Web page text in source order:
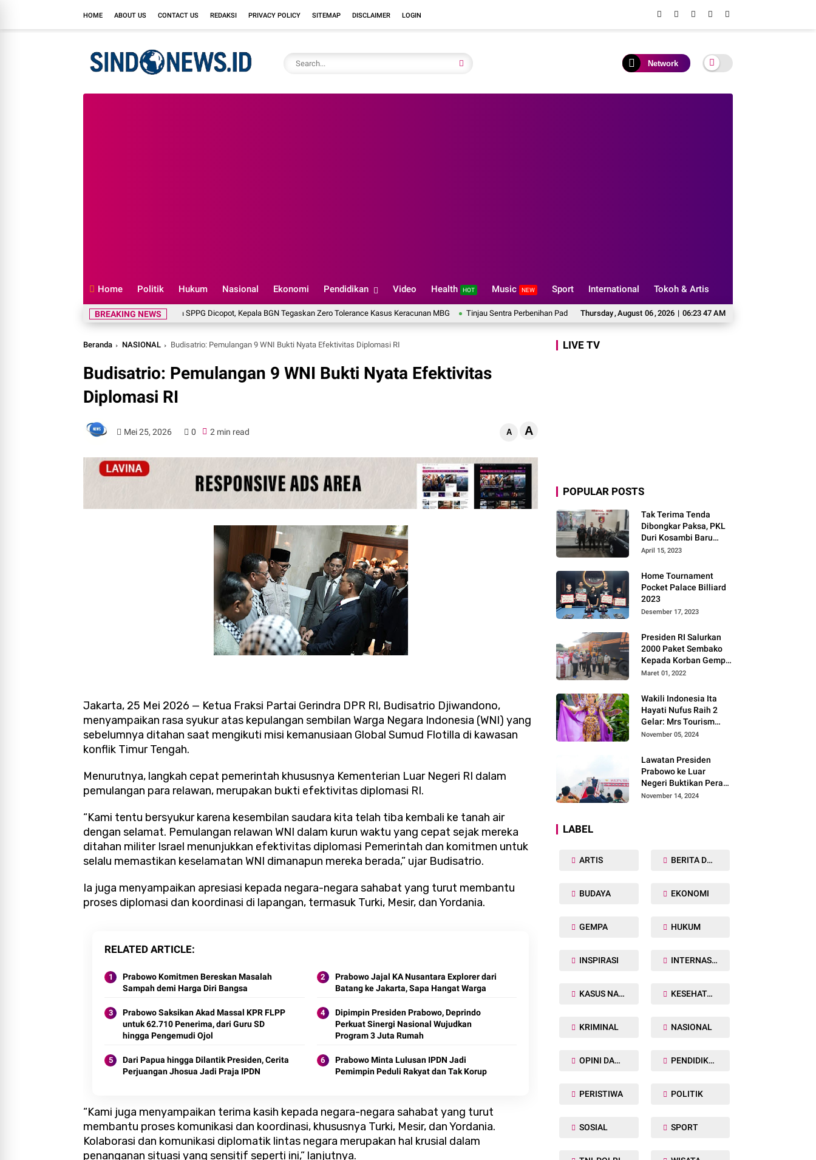
HOME ABOUT US CONTACT US REDAKSI PRIVACY POLICY SITEMAP DISCLAIMER LOGIN
Network
Home Politik Hukum Nasional Ekonomi Pendidikan Video Health HOT Music NEW Sport International Tokoh & Artis
Thursday,August 06,2026 | 06:23 48 AM
BREAKING NEWS
137 Kepala SPPG Dicopot, Kepala BGN Tegaskan Zero Tolerance Kasus Keracunan MBG Tinjau Sentra Perbenihan Padi Bulungan, Hj. Rahmawati: Program Prabowo Bikin Petani Makin Optimistis
Beranda NASIONAL Budisatrio: Pemulangan 9 WNI Bukti Nyata Efektivitas Diplomasi RI
Budisatrio: Pemulangan 9 WNI Bukti Nyata Efektivitas
Diplomasi RI
Mei 25, 2026 0 2 min read A A
Jakarta, 25 Mei 2026 — Ketua Fraksi Partai Gerindra DPR RI, Budisatrio Djiwandono,
menyampaikan rasa syukur atas kepulangan sembilan Warga Negara Indonesia (WNI) yang
sebelumnya ditahan saat mengikuti misi kemanusiaan Global Sumud Flotilla di kawasan
konflik Timur Tengah.
Menurutnya, langkah cepat pemerintah khususnya Kementerian Luar Negeri RI dalam
pemulangan para relawan, merupakan bukti efektivitas diplomasi RI.
“Kami tentu bersyukur karena kesembilan saudara kita telah tiba kembali ke tanah air
dengan selamat. Pemulangan relawan WNI dalam kurun waktu yang cepat sejak mereka
ditahan militer Israel menunjukkan efektivitas diplomasi Pemerintah dan komitmen untuk
selalu memastikan keselamatan WNI dimanapun mereka berada,” ujar Budisatrio.
Ia juga menyampaikan apresiasi kepada negara-negara sahabat yang turut membantu
proses diplomasi dan koordinasi di lapangan, termasuk Turki, Mesir, dan Yordania.
RELATED ARTICLE
Prabowo Komitmen Bereskan Masalah
Sampah demi Harga Diri Bangsa
Prabowo Jajal KA Nusantara Explorer dari
Batang ke Jakarta, Sapa Hangat Warga
Prabowo Saksikan Akad Massal KPR FLPP
untuk 62.710 Penerima, dari Guru SD
hingga Pengemudi Ojol
Dipimpin Presiden Prabowo, Deprindo
Perkuat Sinergi Nasional Wujudkan
Program 3 Juta Rumah
Dari Papua hingga Dilantik Presiden, Cerita
Perjuangan Jhosua Jadi Praja IPDN
Prabowo Minta Lulusan IPDN Jadi
Pemimpin Peduli Rakyat dan Tak Korup
“Kami juga menyampaikan terima kasih kepada negara-negara sahabat yang turut
membantu proses komunikasi dan koordinasi, khususnya Turki, Mesir, dan Yordania.
Kolaborasi dan komunikasi diplomatik lintas negara merupakan hal krusial dalam
penanganan situasi yang sensitif seperti ini,” lanjutnya.
LIVE TV
POPULAR POSTS
Tak Terima Tenda
Dibongkar Paksa, PKL
Duri Kosambi Baru
Gugat PT MD
April 15, 2023
Home Tournament
Pocket Palace Billiard
2023
Desember 17, 2023
Presiden RI Salurkan
2000 Paket Sembako
Kepada Korban Gempa
di Pasaman Barat
Maret 01, 2022
Wakili Indonesia Ita
Hayati Nufus Raih 2
Gelar: Mrs Tourism
2024 dan Fourth
Worldwide
International 2024, di
Pemilihan Mrs
Worldwide 2024
November 05, 2024
Lawatan Presiden
Prabowo ke Luar
Negeri Buktikan Peran
Strategis Indonesia di
November 14, 2024
LABEL
ARTIS BERITA DAERAH
BUDAYA EKONOMI
GEMPA HUKUM
INSPIRASI INTERNASIONAL
KASUS NARKOBA KESEHATAN TUBUH
KRIMINAL NASIONAL
OPINI DAN ARTIKEL PENDIDIKAN
PERISTIWA POLITIK
SOSIAL SPORT